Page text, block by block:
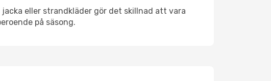
eller strandkläder gör det skillnad att vara
på säsong.